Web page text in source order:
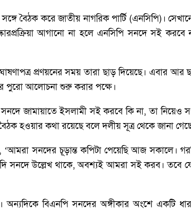
বৈঠক করে জাতীয় নাগরিক পার্টি (এনসিপি)।
আগানো না হলে এনসিপি সনদে সই
প্রণয়নের সময় তারা ছাড় দিয়েছে। এবার
পুরো আলোচনা শুরু করার পক্ষে।
সনদে জামায়াতে ইসলামী সই করবে কি না, তা
হওয়ার কথা রয়েছে বলে দলীয় সূত্র থেকে জানা
‘আমরা সনদের চূড়ান্ত কপিটা পেয়েছি আজ সকালে।
উল্লেখ থাকে, অবশ্যই আমরা সই করব। তবে
বিএনপি সনদের অঙ্গীকার অংশে একটি ধারা